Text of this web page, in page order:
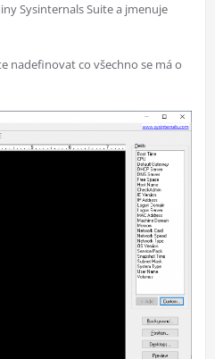
Sysinternals Suite a jmenuje
nadefinovat co všechno se má o